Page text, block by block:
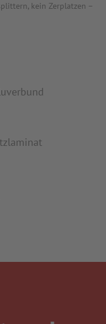
kein Zerplatzen –